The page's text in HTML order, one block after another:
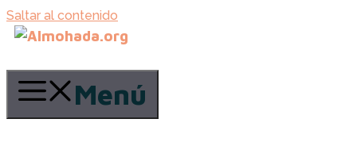
Saltar al contenido
Menú